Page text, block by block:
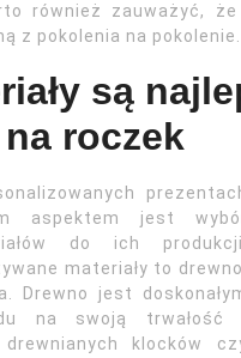
również zauważyć,
z pokolenia na pokolenie.
są
roczek
aspektem jest
do ich produkcji.
materiały to
Drewno jest
na swoją trwałość
klocków